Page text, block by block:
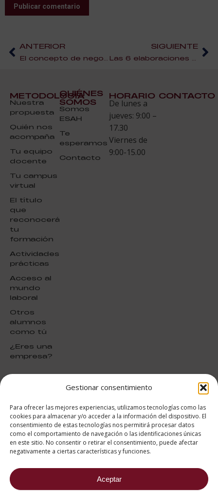
Gestionar consentimiento
Para ofrecer las mejores experiencias, utilizamos tecnologías como las
cookies para almacenar y/o acceder a la información del dispositivo. El
consentimiento de estas tecnologías nos permitirá procesar datos
como el comportamiento de navegación o las identificaciones únicas
en este sitio. No consentir o retirar el consentimiento, puede afectar
negativamente a ciertas características y funciones.
Aceptar
Publicar comentario
ANTERIOR
El concepto de negocio del hostel u hostal
SIGUIENTE
Las 6 elaboraciones culinarias para verano más TOP
METODOLOGÍA
Nuestra
propuesta
Quién nos
acompaña
Tu equipo
docente
Tu campus
virtual
El título
que
reconocerá
tu
formación
Actividades
prácticas
Acceso al
mundo
laboral
Otros
alumnos
como tú
¿Eres una
empresa?
QUIÉNES
SOMOS
Somos
ESAH
Te
esperamos
Contacto
HORARIO
De lunes a
jueves: 9:00 –
17.30
Viernes de
9:00-15.00
CONTACTO
puntuación para ESAH
basado en
Valoraciones soportado por
eKomi